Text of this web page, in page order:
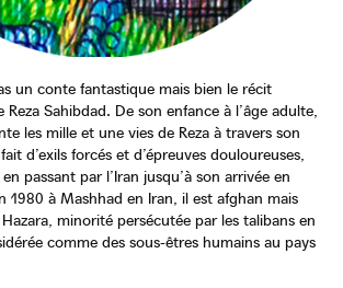
un conte fantastique mais bien le récit
Sahibdad. De son enfance à l’âge adulte,
les mille et une vies de Reza à travers son
d’exils forcés et d’épreuves douloureuses,
passant par l’Iran jusqu’à son arrivée en
1980 à Mashhad en Iran, il est afghan mais
minorité persécutée par les talibans en
comme des sous-êtres humains au pays